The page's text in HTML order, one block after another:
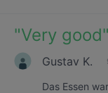
"Very good"
Gustav K.
Das Essen